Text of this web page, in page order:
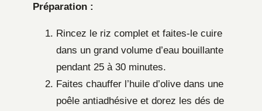
Préparation :
Rincez le riz complet et faites-le cuire
dans un grand volume d’eau bouillante
pendant 25 à 30 minutes.
Faites chauffer l’huile d’olive dans une
poêle antiadhésive et dorez les dés de